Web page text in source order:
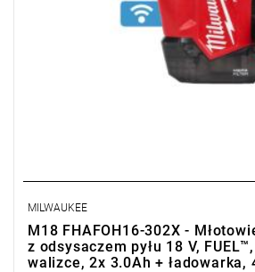
MILWAUKEE
M18 FHAFOH16-302X -
z odsysaczem pyłu 18 V,
walizce, 2x 3.0Ah + ładowarka,